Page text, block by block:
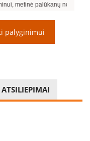
palūkanų norma – 12,90
palyginimui
ATSILIEPIMAI